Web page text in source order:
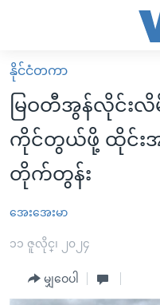
လွယ်ကူ
စေ
သည့်
Link
များ
ပင်မ
ကျော်
ကြည့်
မူလစာမျက်နှာ
မြန်မာ
ကမ္ဘာ့သတင်းများ
နိုင်ငံတကာ
အစ္စရေး-ပါလက်စတိုင်း
ဗွီဒီယို
အင်္ဂလိပ်စာလေ့လာမယ်
အမေရိကန်သုံးအီဒီယံ
အပတ်စဉ်ကဏ္ဍများ
နိုင်ငံတကာ
မြဝတီအွန်လိုင်း
ကိုင်တွယ်ဖို့ ထိုင်
တိုက်တွန်း
အေးအေးမာ
၁၁ ဇူလိုင္၊ ၂၀၂၄
မျှဝေပါ